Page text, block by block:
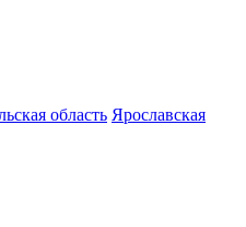
область Ярославская